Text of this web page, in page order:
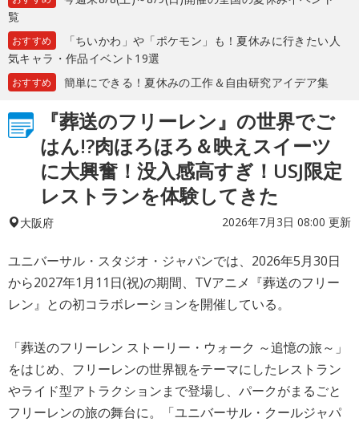
覧
おすすめ
「ちいかわ」や「ポケモン」も！夏休みに行きたい人
気キャラ・作品イベント19選
おすすめ 簡単にできる！夏休みの工作＆自由研究アイデア集
『葬送のフリーレン』の世界でご
はん!?肉ほろほろ＆映えスイーツ
に大興奮！没入感高すぎ！USJ限定
レストランを体験してきた
大阪府 2026年7月3日 08:00 更新
ユニバーサル・スタジオ・ジャパンでは、2026年5月30日
から2027年1月11日(祝)の期間、TVアニメ『葬送のフリー
レン』との初コラボレーションを開催している。
「葬送のフリーレン ストーリー・ウォーク ～追憶の旅～」
をはじめ、フリーレンの世界観をテーマにしたレストラン
やライド型アトラクションまで登場し、パークがまるごと
フリーレンの旅の舞台に。「ユニバーサル・クールジャパ